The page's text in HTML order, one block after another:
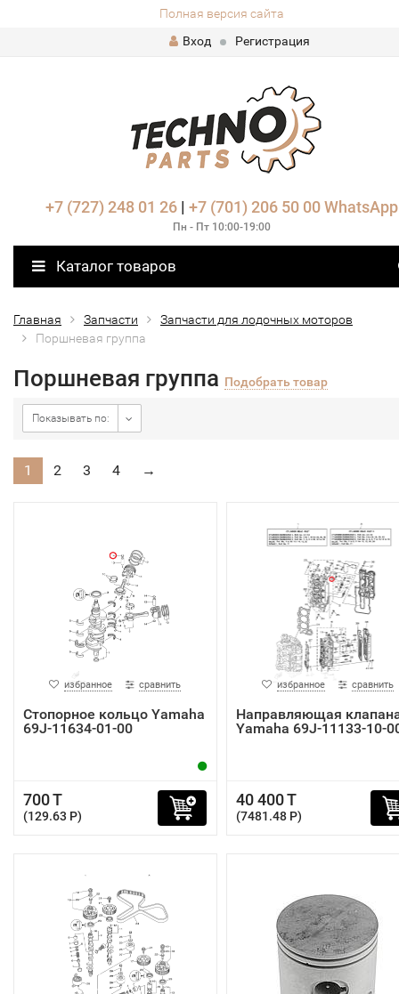
Полная версия сайта
Вход
Регистрация
+7 (727) 248 01 26| +7 (701) 206 50 00 WhatsApp
Пн - Пт 10:00-19:00
Каталог товаров
Главная Запчасти
Запчасти для лодочных моторов
Поршневая группа
Поршневая группа Подобрать товар
Показывать по:
1 2 3 4 →
избранное сравнить
Стопорное кольцо Yamaha
69J-11634-01-00
700 T
(129.63 P)
избранное сравнить
Направляющая
Yamaha 69J-11133-10-
40 400 T
(7481.48 P)